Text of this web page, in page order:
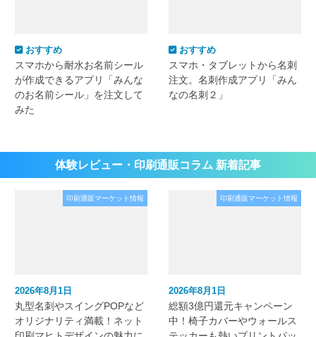
おすすめ
スマホから耐水お名前シール
が作成できるアプリ「みんな
のお名前シール」を注文して
みた
おすすめ
スマホ・タブレットから名刺
注文。名刺作成アプリ「みん
なの名刺２」
体験レビュー・印刷通販コラム 新着記事
印刷通販マーケット情報
2026年8月1日
丸型名刺やスイングPOPなど
オリジナリティ満載！ネット
印刷通販マーケット情報
2026年8月1日
総額3億円還元キャンペーン
中！椅子カバーやウォールス